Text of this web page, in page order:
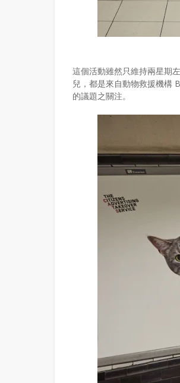
這個活動雖然只維持兩星期
兒，都是來自動物救援機構
的議題之關注。